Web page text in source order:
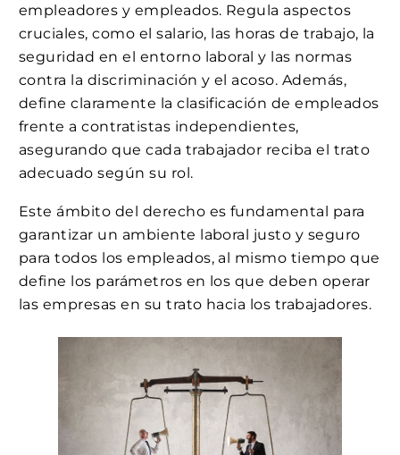
empleadores y empleados. Regula aspectos
cruciales, como el salario, las horas de trabajo, la
seguridad en el entorno laboral y las normas
contra la discriminación y el acoso. Además,
define claramente la clasificación de empleados
frente a contratistas independientes,
asegurando que cada trabajador reciba el trato
adecuado según su rol.
Este ámbito del derecho es fundamental para
garantizar un ambiente laboral justo y seguro
para todos los empleados, al mismo tiempo que
define los parámetros en los que deben operar
las empresas en su trato hacia los trabajadores.